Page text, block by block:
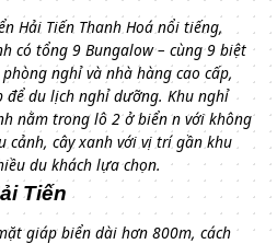
Hải Tiến Thanh Hoá nổi tiếng,
có tổng 9 Bungalow – cùng 9 biệt
nghỉ và nhà hàng cao cấp,
du lịch nghỉ dưỡng. Khu nghỉ
nằm trong lô 2 ở biển n với không
cây xanh với vị trí gần khu
du khách lựa chọn.
Tiến
giáp biển dài hơn 800m, cách